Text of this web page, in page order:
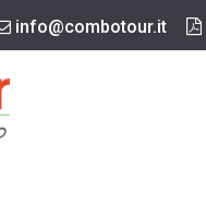
info@combotour.it